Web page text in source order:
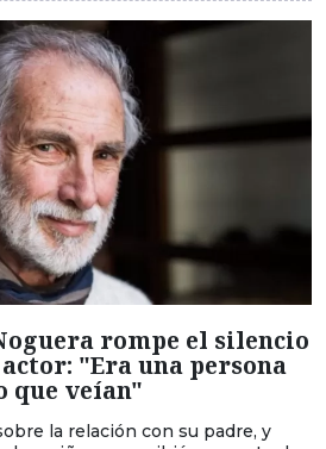
rompe el silencio
"Era una persona
que veían"
la relación con su padre, y